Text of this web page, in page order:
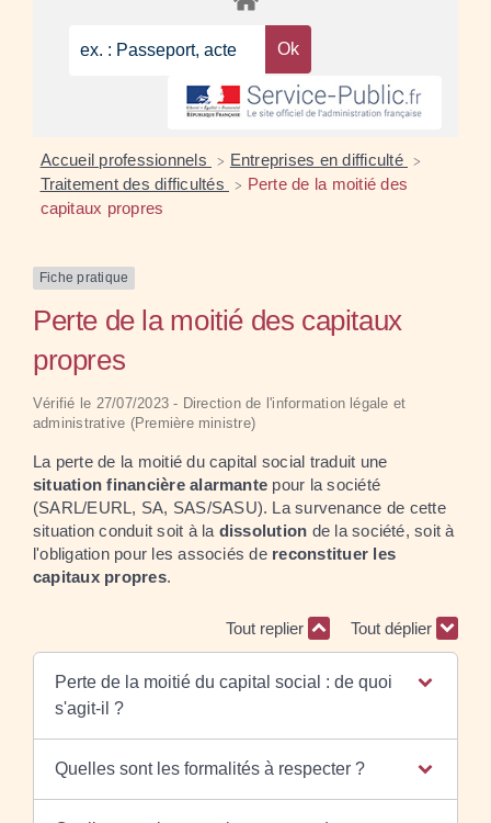
Accueil professionnels > Entreprises en difficulté >
Traitement des difficultés > Perte de la moitié des
capitaux propres
Fiche pratique
Perte de la moitié des capitaux
propres
Vérifié le 27/07/2023 - Direction de l'information légale et
administrative (Première ministre)
La perte de la moitié du capital social traduit une
situation financière alarmante pour la société
(SARL/EURL, SA, SAS/SASU). La survenance de cette
situation conduit soit à la dissolution de la société, soit à
l'obligation pour les associés de reconstituer les
capitaux propres.
Tout replier Tout déplier
Perte de la moitié du capital social : de quoi
s'agit-il ?
Quelles sont les formalités à respecter ?